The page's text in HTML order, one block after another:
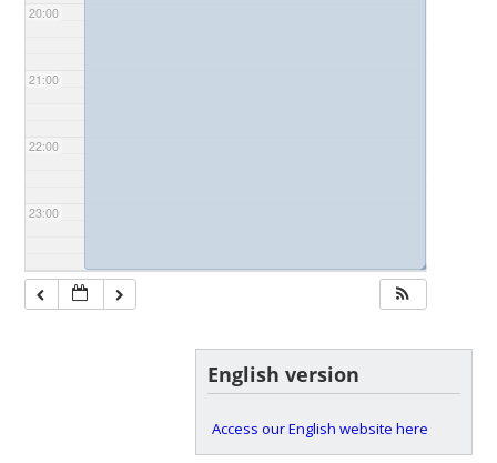
20:00
21:00
22:00
23:00
◢
English version
Access our English website here